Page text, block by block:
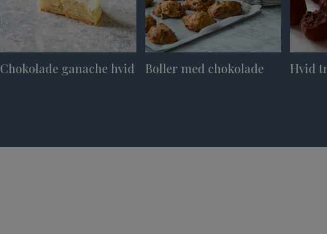
Chokolade ganache hvid Boller med chokolade Hvid